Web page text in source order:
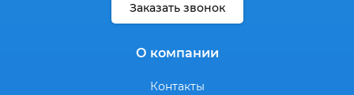
Заказать звонок
О компании
Контакты